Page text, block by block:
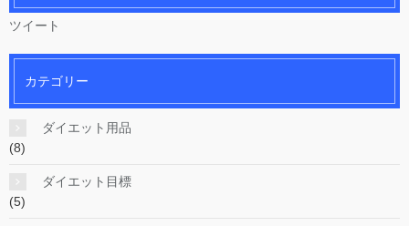
ツイート
カテゴリー
ダイエット用品
(8)
ダイエット目標
(5)